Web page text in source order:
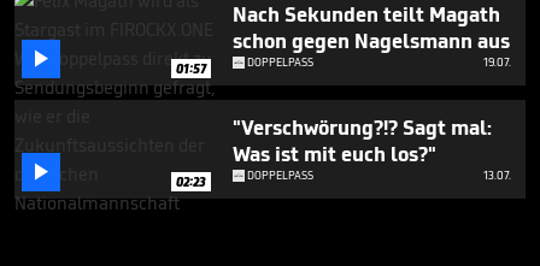
 01:57
Nach Sekunden teilt Magath
schon gegen Nagelsmann aus
DOPPELPASS 19.07.
 02:23
"Verschwörung?!? Sagt mal:
Was ist mit euch los?"
DOPPELPASS 13.07.